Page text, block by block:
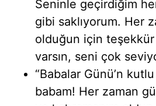
Seninle geçirdiğim
gibi saklıyorum. Her
olduğun için
varsın, seni çok
“Babalar Günü’n
babam! Her zaman